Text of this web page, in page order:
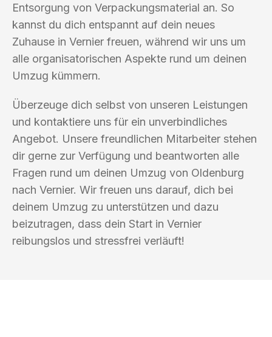
Entsorgung von Verpackungsmaterial an. So
kannst du dich entspannt auf dein neues
Zuhause in Vernier freuen, während wir uns um
alle organisatorischen Aspekte rund um deinen
Umzug kümmern.
Überzeuge dich selbst von unseren Leistungen
und kontaktiere uns für ein unverbindliches
Angebot. Unsere freundlichen Mitarbeiter stehen
dir gerne zur Verfügung und beantworten alle
Fragen rund um deinen Umzug von Oldenburg
nach Vernier. Wir freuen uns darauf, dich bei
deinem Umzug zu unterstützen und dazu
beizutragen, dass dein Start in Vernier
reibungslos und stressfrei verläuft!